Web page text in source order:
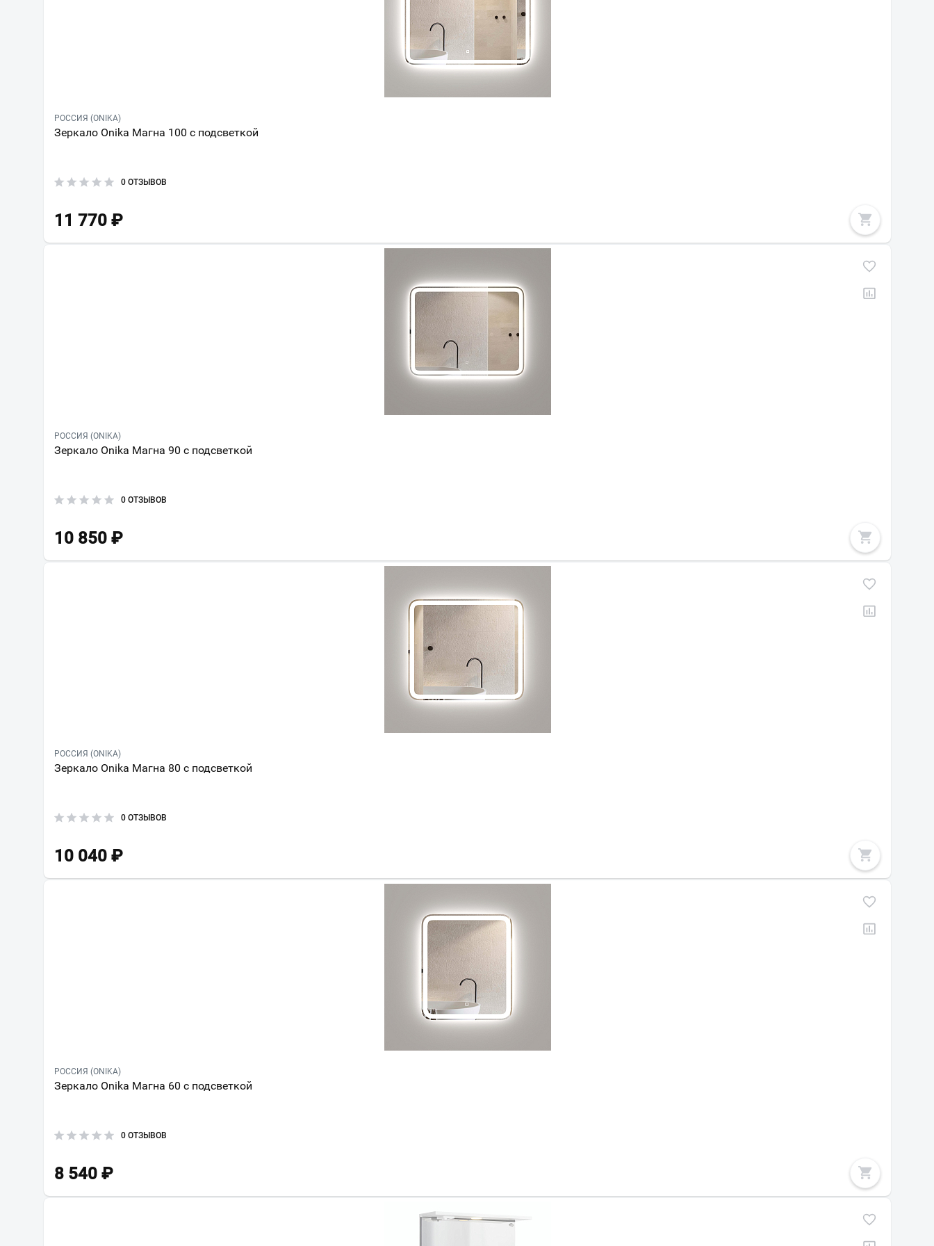
РОССИЯ (ONIKA)
Зеркало Onika Магна 100 с подсветкой
0 ОТЗЫВОВ
11 770 ₽
РОССИЯ (ONIKA)
Зеркало Onika Магна 90 с подсветкой
0 ОТЗЫВОВ
10 850 ₽
РОССИЯ (ONIKA)
Зеркало Onika Магна 80 с подсветкой
0 ОТЗЫВОВ
10 040 ₽
РОССИЯ (ONIKA)
Зеркало Onika Магна 60 с подсветкой
0 ОТЗЫВОВ
8 540 ₽
Ваш город?
Всё верно Сменить город